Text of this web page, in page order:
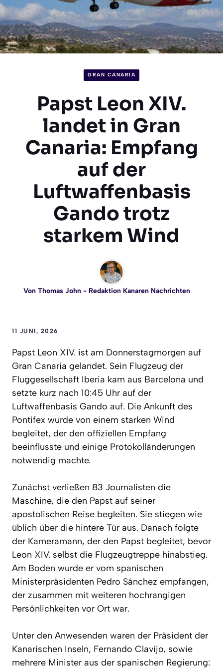
GRAN CANARIA
Papst Leon XIV.
landet in Gran
Canaria: Empfang
auf der
Luftwaffenbasis
Gando trotz
starkem Wind
Von Thomas John- Redaktion Kanaren Nachrichten
11 JUNI, 2026
Papst Leon XIV. ist am Donnerstagmorgen auf
Gran Canaria gelandet. Sein Flugzeug der
Fluggesellschaft Iberia kam aus Barcelona und
setzte kurz nach 10:45 Uhr auf der
Luftwaffenbasis Gando auf. Die Ankunft des
Pontifex wurde von einem starken Wind
begleitet, der den offiziellen Empfang
beeinflusste und einige Protokolländerungen
notwendig machte.
Zunächst verließen 83 Journalisten die
Maschine, die den Papst auf seiner
apostolischen Reise begleiten. Sie stiegen wie
üblich über die hintere Tür aus. Danach folgte
der Kameramann, der den Papst begleitet, bevor
Leon XIV. selbst die Flugzeugtreppe hinabstieg.
Am Boden wurde er vom spanischen
Ministerpräsidenten Pedro Sánchez empfangen,
der zusammen mit weiteren hochrangigen
Persönlichkeiten vor Ort war.
Unter den Anwesenden waren der Präsident der
Kanarischen Inseln, Fernando Clavijo, sowie
mehrere Minister aus der spanischen Regierung: